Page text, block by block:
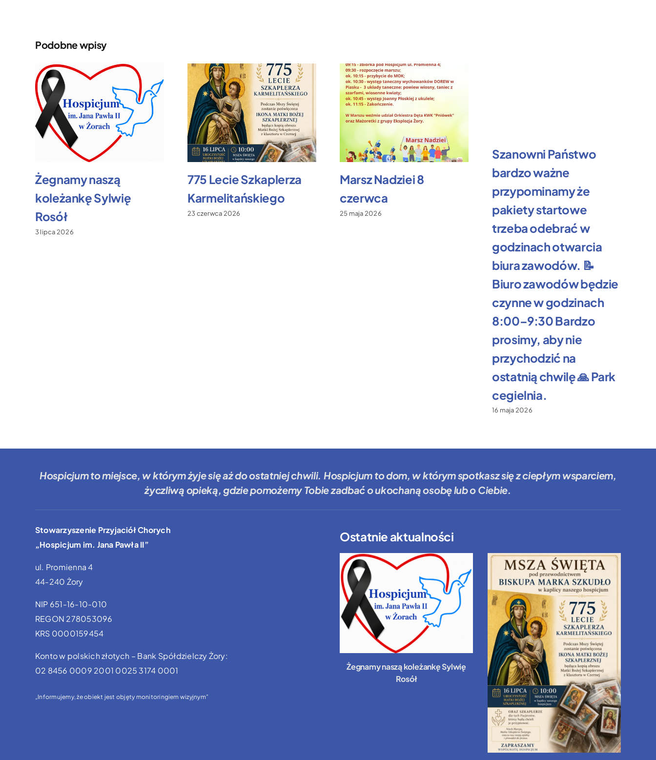
Podobne wpisy
Żegnamy naszą
koleżankę Sylwię
Rosół
3 lipca 2026
775 Lecie Szkaplerza
Karmelitańskiego
23 czerwca 2026
Marsz Nadziei 8
czerwca
25 maja 2026
Szanowni Państwo
bardzo ważne
przypominamy że
pakiety startowe
trzeba odebrać w
godzinach otwarcia
biura zawodów. 📝
Biuro zawodów będzie
czynne w godzinach
8:00–9:30 Bardzo
prosimy, aby nie
przychodzić na
ostatnią chwilę 🙏 Park
cegielnia.
16 maja 2026
Hospicjum to miejsce, w którym żyje się aż do ostatniej chwili. Hospicjum to dom, w którym spotkasz się z ciepłym wsparciem,
życzliwą opieką, gdziepomożemy Tobiezadbać o ukochaną osobę lub o Ciebie.
Stowarzyszenie Przyjaciół Chorych
„Hospicjum im. Jana Pawła II”
ul. Promienna 4
44-240 Żory
NIP 651-16-10-010
REGON 278053096
KRS 0000159454
Konto w polskich złotych – Bank Spółdzielczy Żory:
02 8456 0009 2001 0025 3174 0001
„Informujemy, że obiekt jest objęty monitoringiem wizyjnym”
Ostatnie aktualności
Żegnamy naszą koleżankę Sylwię
Rosół